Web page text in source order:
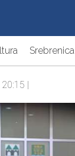
Srebrenica
|